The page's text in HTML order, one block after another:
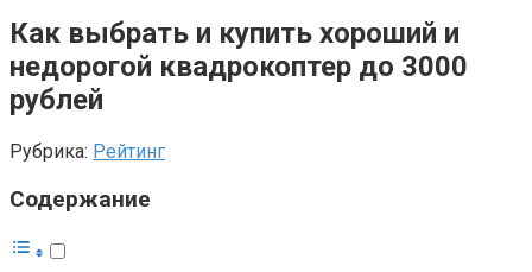
Как выбрать и купить хороший и
недорогой квадрокоптер до 3000
рублей
Рубрика: Рейтинг
Содержание